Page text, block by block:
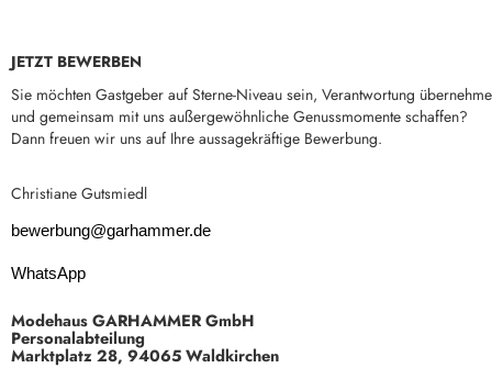
JETZT BEWERBEN
Sie möchten Gastgeber auf Sterne-Niveau sein, Verantwortung
und gemeinsam mit uns außergewöhnliche Genussmomente schaffen?
Dann freuen wir uns auf Ihre aussagekräftige Bewerbung.
Christiane Gutsmiedl
bewerbung@garhammer.de
WhatsApp
Modehaus GARHAMMER GmbH
Personalabteilung
Marktplatz 28, 94065 Waldkirchen